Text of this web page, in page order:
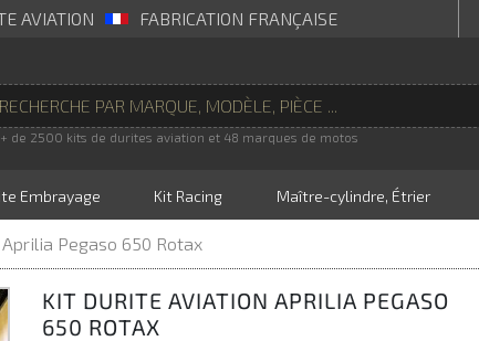
AVIATION FABRICATION FRANÇAISE
+ de 2500 kits de durites aviation et 48 marques de motos
Embrayage Kit Racing Maître-cylindre, Étrier
Pegaso 650 Rotax
KIT DURITE AVIATION APRILIA PEGASO
650 ROTAX